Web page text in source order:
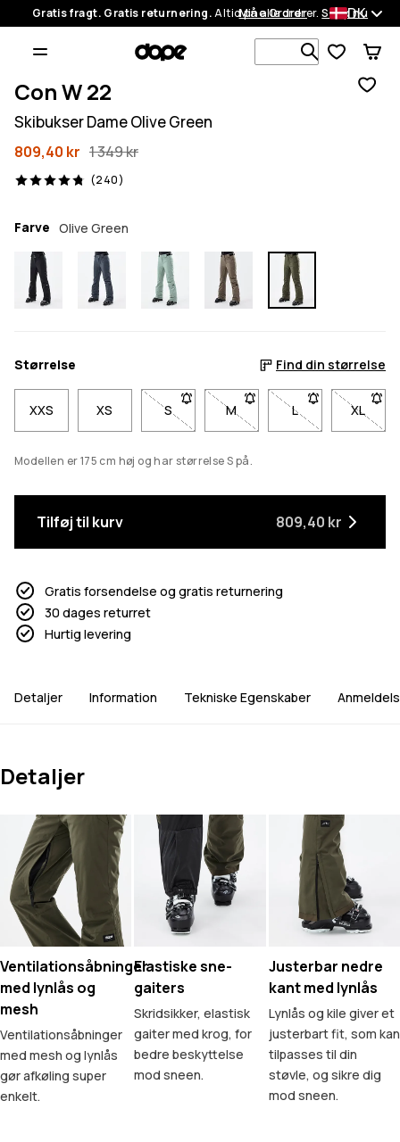
Gratis fragt. Gratis returnering.Altid på alle ordrer.Shop nu
Mine Ordrer DK
Søg i 1
Con W 22
Skibukser Dame Olive Green
809,40 kr 1 349 kr
(240)
240 anmeldelser, 4.8/5
Farve Olive Green
Størrelse Find din størrelse
XXS XS S- Størrelse S er ikke tilgængelig. Klik
M- Størrelse M er ikke
L- Størrelse L er
XL
-
Modellen er 175 cm høj og har størrelse S på.
Tilføj til kurv 809,40 kr
Gratis forsendelse og gratis returnering
30 dages returret
Hurtig levering
Detaljer Information Tekniske Egenskaber
Detaljer
Ventilationsåbninger
med lynlås og
mesh
Ventilationsåbninger
med mesh og lynlås
gør afkøling super
enkelt.
Elastiske sne-
gaiters
Skridsikker, elastisk
gaiter med krog, for
bedre beskyttelse
mod sneen.
Justerbar nedre
kant med lynlås
Lynlås og kile giver et
justerbart fit, som kan
tilpasses til din
støvle, og sikre dig
mod sneen.